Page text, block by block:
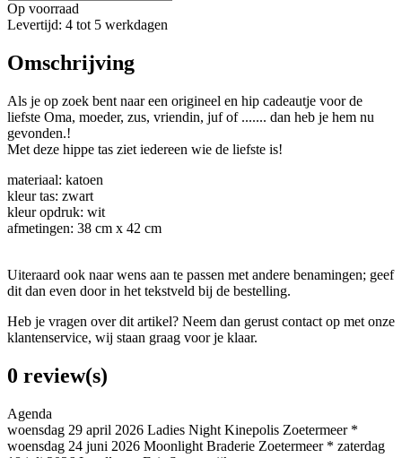
Op voorraad
Levertijd: 4 tot 5 werkdagen
Omschrijving
Als je op zoek bent naar een origineel en hip cadeautje voor de
liefste Oma, moeder, zus, vriendin, juf of ....... dan heb je hem nu
gevonden.!
Met deze hippe tas ziet iedereen wie de liefste is!
materiaal: katoen
kleur tas: zwart
kleur opdruk: wit
afmetingen: 38 cm x 42 cm
Uiteraard ook naar wens aan te passen met andere benamingen; geef
dit dan even door in het tekstveld bij de bestelling.
Heb je vragen over dit artikel? Neem dan gerust contact op met onze
klantenservice, wij staan graag voor je klaar.
0 review(s)
Agenda
woensdag 29 april 2026 Ladies Night Kinepolis Zoetermeer *
woensdag 24 juni 2026 Moonlight Braderie Zoetermeer * zaterdag